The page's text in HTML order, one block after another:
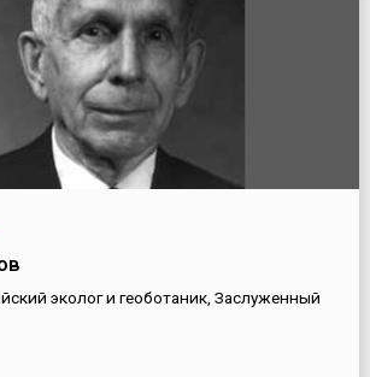
эколог и геоботаник, Заслуженный